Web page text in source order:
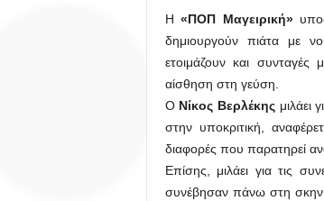
Η«ΠΟΠ Μαγειρική»
δημιουργούν πιάτα με
ετοιμάζουν και
αίσθηση στη γεύση.
Ο Νίκος Βερλέκηςμιλάει
στην υποκριτική,
διαφορές που παρατηρεί
Επίσης, μιλάει για τις
συνέβησαν πάνω στη